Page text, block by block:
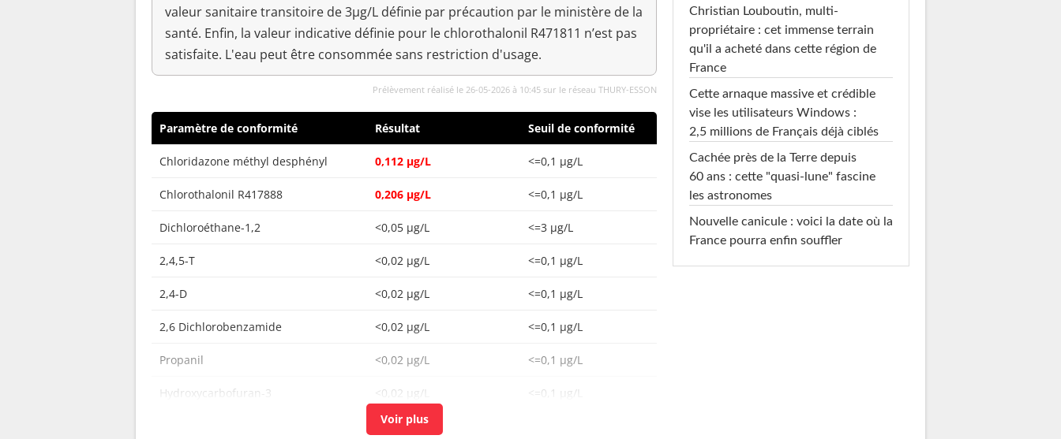
valeur sanitaire transitoire de 3µg/L définie par précaution par le ministère de la
santé. Enfin, la valeur indicative définie pour le chlorothalonil R471811 n’est pas
satisfaite. L'eau peut être consommée sans restriction d'usage.
Prélèvement réalisé le 26-05-2026 à 10:45 sur le réseau THURY-ESSON
Paramètre de conformité Résultat Seuil de conformité
Chloridazone méthyl desphényl 0,112 µg/L <=0,1 µg/L
Chlorothalonil R417888 0,206 µg/L <=0,1 µg/L
Dichloroéthane-1,2 <0,05 µg/L <=3 µg/L
2,4,5-T <0,02 µg/L <=0,1 µg/L
2,4-D <0,02 µg/L <=0,1 µg/L
2,6 Dichlorobenzamide <0,02 µg/L <=0,1 µg/L
Propanil <0,02 µg/L <=0,1 µg/L
Hydroxycarbofuran-3 <0,02 µg/L <=0,1 µg/L
<0,02 µg/L
Christian Louboutin, multi-
propriétaire : cet immense terrain
qu'il a acheté dans cette région de
France
Cette arnaque massive et crédible
vise les utilisateurs Windows :
2,5 millions de Français déjà ciblés
Cachée près de la Terre depuis
60 ans : cette "quasi-lune" fascine
les astronomes
Nouvelle canicule : voici la date où la
France pourra enfin souffler